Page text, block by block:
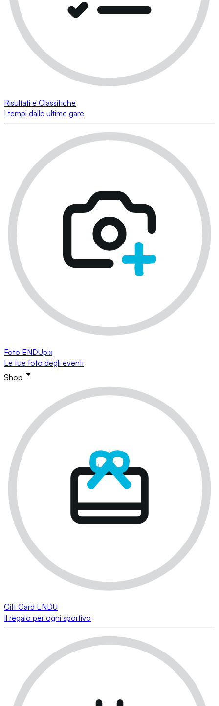
Risultati e Classifiche
I tempi dalle ultime gare
Foto ENDUpix
Le tue foto degli eventi
Shop
Gift Card ENDU
Il regalo per ogni sportivo